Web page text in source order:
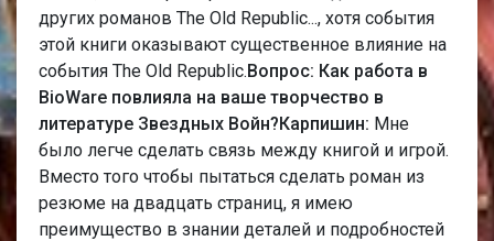
других романов The Old Republic..., хотя события
этой книги оказывают существенное влияние на
события The Old Republic.Вопрос: Как работа в
BioWare повлияла на ваше творчество в
литературе Звездных Войн?Карпишин: Мне
было легче сделать связь между книгой и игрой.
Вместо того чтобы пытаться сделать роман из
резюме на двадцать страниц, я имею
преимущество в знании деталей и подробностей